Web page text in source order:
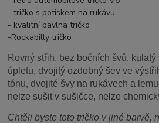
- tričko s potiskem na rukávu
- kvalitní bavlna tričko
-Rockabilly tričko
Rovný střih, bez bočních švů,
úpletu, dvojitý ozdobný šev ve
tónu, dvojité švy na rukávech a
nelze sušit v sušičce, nelze
Chtěli byste toto tričko v jiné barvě,